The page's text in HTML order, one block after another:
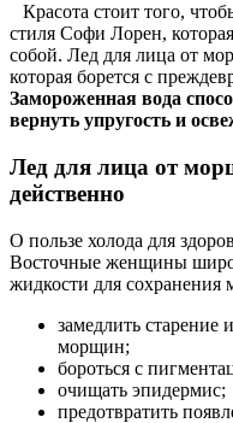
Красота стоит того,
стиля Софи Лорен,
собой. Лед для лица от
которая борется с
Замороженная вода
вернуть упругость и
Лед для лица от
действенно
О пользе холода для
Восточные женщины
жидкости для сохранения
замедлить старение
морщин;
бороться с
очищать эпидермис;
предотвратить